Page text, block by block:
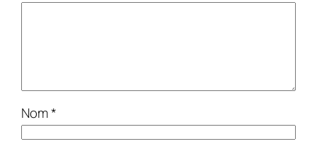
Nom*